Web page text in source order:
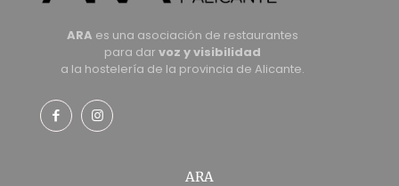
ARA es una asociación de restaurantes
para dar voz y visibilidad
a la hostelería de la provincia de Alicante.
ARA